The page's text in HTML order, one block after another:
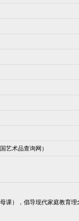
艺术品查询网）
课），倡导现代家庭教育